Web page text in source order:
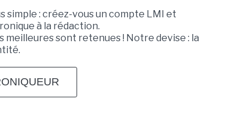
simple : créez-vous un compte LMI et
à la rédaction.
meilleures sont retenues ! Notre devise : la